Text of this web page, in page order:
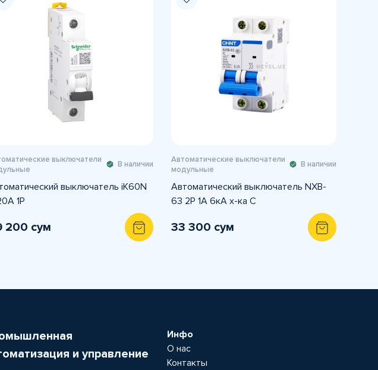
выключатели
В наличии
выключатель iK60N
1P
200 сум
Автоматические выключатели
модульные
В наличии
Автоматический выключатель NXB-
63 2P 1A 6кА х-ка С
33 300 сум
и управление
Инфо
О нас
Контакты